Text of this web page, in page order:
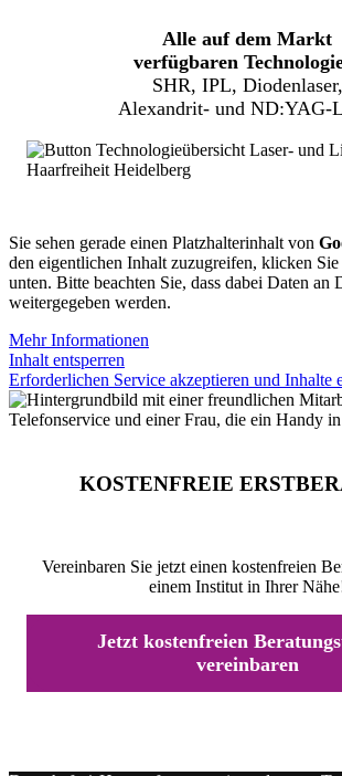
Alle auf dem Markt
verfügbaren
SHR, IPL, Diodenlaser,
Alexandrit- und ND:YAG-
Sie sehen gerade einen Platzhalterinhalt von
den eigentlichen Inhalt zuzugreifen, klicken
unten. Bitte beachten Sie, dass dabei Daten an
weitergegeben werden.
Mehr Informationen
Inhalt entsperren
Erforderlichen Service akzeptieren und Inhalte
KOSTENFREIE
Vereinbaren Sie jetzt einen kostenfreien
einem Institut in Ihrer
Jetzt kostenfreien
vereinbaren